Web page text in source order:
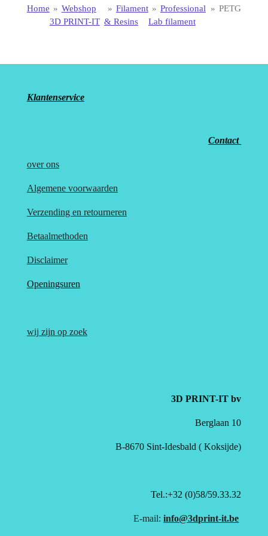
Home » Webshop
3D PRINT-IT
» Filament
& Resins
» Professional
Lab filament
» PETG
Klantenservice
Contact
over ons
Algemene voorwaarden
Verzending en retourneren
Betaalmethoden
Disclaimer
Openingsuren
wij zijn op zoek
3D PRINT-IT bv
Berglaan 10
B-8670 Sint-Idesbald ( Koksijde)
Tel.:+32 (0)58/59.33.32
E-mail:info@3dprint-it.be